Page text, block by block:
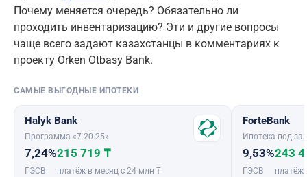
Почему меняется очередь? Обязательно ли
проходить инвентаризацию? Эти и другие вопросы
чаще всего задают казахстанцы в комментариях к
проекту Orken Otbasy Bank.
САМЫЕ ВЫГОДНЫЕ ИПОТЕКИ
Halyk Bank
Программа «7-20-25»
7,24%
ГЭСВ
215 719 ₸
платёж в месяц с 24 млн ₸
ForteBank
Ипотека под
9,53%
ГЭСВ
243
платёж